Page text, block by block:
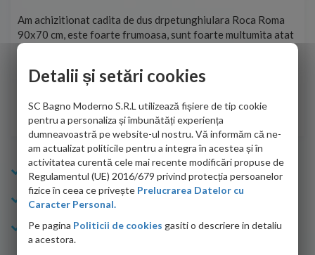
Am achizitionat cadita de dus drpetunghiulara Roca Roma
90x70 cm, este foarte frumoasa, sunt foarte multumita atat
de personalul firmei dvs. cu care am colaborat in obtinerea
adus coletul in siguranta.Numai bine, va doresc!
Sofrone Viviana -28.07.2026
Info Bagno
Cumparaturi
Suport clienti
Detalii și setări cookies
SC Bagno Moderno S.R.L utilizează fișiere de tip cookie
pentru a personaliza și îmbunătăți experiența
dumneavoastră pe website-ul nostru. Vă informăm că ne-
am actualizat politicile pentru a integra în acestea și în
activitatea curentă cele mai recente modificări propuse de
Regulamentul (UE) 2016/679 privind protecția persoanelor
fizice în ceea ce privește Prelucrarea Datelor cu
Caracter Personal.
Pe pagina Politicii de cookies gasiti o descriere in detaliu
a acestora.